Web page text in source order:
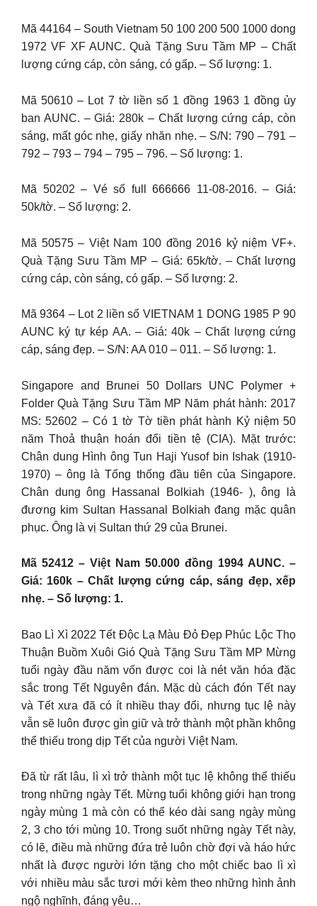
Mã 44164 – South Vietnam 50 100 200 500 1000 dong
1972 VF XF AUNC. Quà Tặng Sưu Tầm MP – Chất
lượng cứng cáp, còn sáng, có gấp. – Số lượng: 1.
Mã 50610 – Lot 7 tờ liền số 1 đồng 1963 1 đồng ủy
ban AUNC. – Giá: 280k – Chất lượng cứng cáp, còn
sáng, mất góc nhẹ, giấy nhăn nhẹ. – S/N: 790 – 791 –
792 – 793 – 794 – 795 – 796. – Số lượng: 1.
Mã 50202 – Vé số full 666666 11-08-2016. – Giá:
50k/tờ. – Số lượng: 2.
Mã 50575 – Việt Nam 100 đồng 2016 kỷ niệm VF+.
Quà Tặng Sưu Tầm MP – Giá: 65k/tờ. – Chất lượng
cứng cáp, còn sáng, có gấp. – Số lượng: 2.
Mã 9364 – Lot 2 liền số VIETNAM 1 DONG 1985 P 90
AUNC ký tự kép AA. – Giá: 40k – Chất lượng cứng
cáp, sáng đẹp. – S/N: AA 010 – 011. – Số lượng: 1.
Singapore and Brunei 50 Dollars UNC Polymer +
Folder Quà Tặng Sưu Tầm MP Năm phát hành: 2017
MS: 52602 – Có 1 tờ Tờ tiền phát hành Kỷ niệm 50
năm Thoả thuận hoán đổi tiền tệ (CIA). Mặt trước:
Chân dung Hình ông Tun Haji Yusof bin Ishak (1910-
1970) – ông là Tổng thống đầu tiên của Singapore.
Chân dung ông Hassanal Bolkiah (1946- ), ông là
đương kim Sultan Hassanal Bolkiah đang mặc quân
phục. Ông là vị Sultan thứ 29 của Brunei.
Mã 52412 – Việt Nam 50.000 đồng 1994 AUNC. –
Giá: 160k – Chất lượng cứng cáp, sáng đẹp, xếp
nhẹ. – Số lượng: 1.
Bao Lì Xì 2022 Tết Độc Lạ Màu Đỏ Đẹp Phúc Lộc Thọ
Thuận Buồm Xuôi Gió Quà Tặng Sưu Tầm MP Mừng
tuổi ngày đầu năm vốn được coi là nét văn hóa đặc
sắc trong Tết Nguyên đán. Mặc dù cách đón Tết nay
và Tết xưa đã có ít nhiều thay đổi, nhưng tục lệ này
vẫn sẽ luôn được gìn giữ và trở thành một phần không
thể thiếu trong dịp Tết của người Việt Nam.
Đã từ rất lâu, lì xì trở thành một tục lệ không thể thiếu
trong những ngày Tết. Mừng tuổi không giới hạn trong
ngày mùng 1 mà còn có thể kéo dài sang ngày mùng
2, 3 cho tới mùng 10. Trong suốt những ngày Tết này,
có lẽ, điều mà những đứa trẻ luôn chờ đợi và háo hức
nhất là được người lớn tặng cho một chiếc bao lì xì
với nhiều màu sắc tươi mới kèm theo những hình ảnh
ngộ nghĩnh, đáng yêu…